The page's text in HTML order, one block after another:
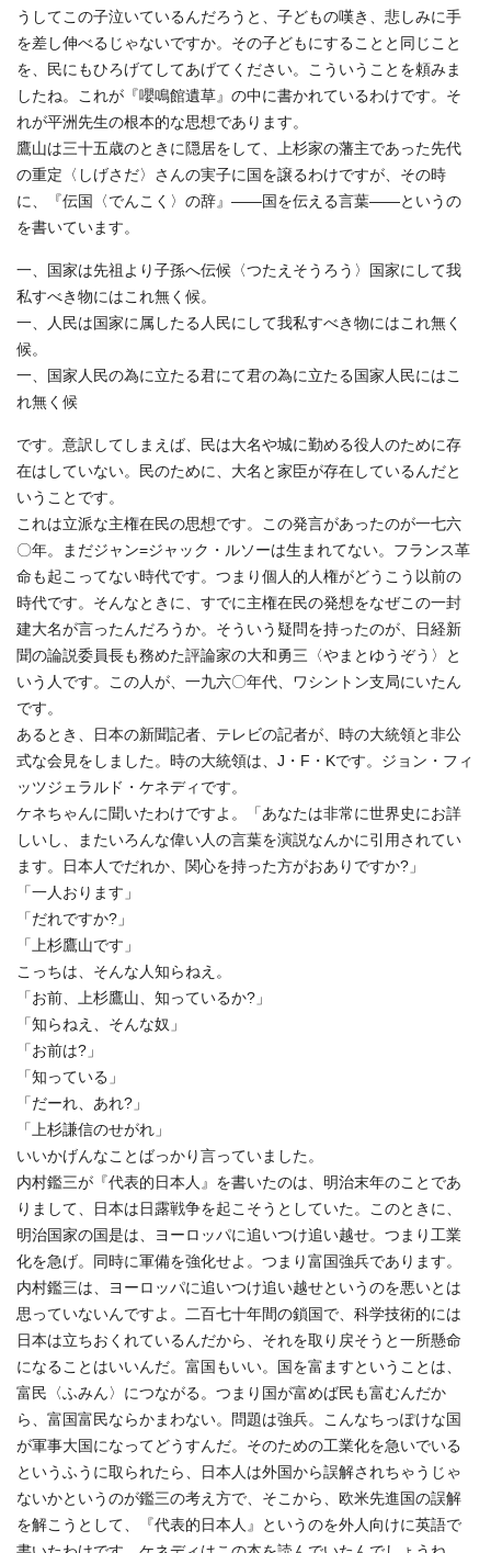
うしてこの子泣いているんだろうと、子どもの嘆き、悲しみに手
を差し伸べるじゃないですか。その子どもにすることと同じこと
を、民にもひろげてしてあげてください。こういうことを頼みま
したね。これが『嚶鳴館遺草』の中に書かれているわけです。そ
れが平洲先生の根本的な思想であります。
鷹山は三十五歳のときに隠居をして、上杉家の藩主であった先代
の重定〈しげさだ〉さんの実子に国を譲るわけですが、その時
に、『伝国〈でんこく〉の辞』――国を伝える言葉――というの
を書いています。
一、国家は先祖より子孫へ伝候〈つたえそうろう〉国家にして我
私すべき物にはこれ無く候。
一、人民は国家に属したる人民にして我私すべき物にはこれ無く
候。
一、国家人民の為に立たる君にて君の為に立たる国家人民にはこ
れ無く候
です。意訳してしまえば、民は大名や城に勤める役人のために存
在はしていない。民のために、大名と家臣が存在しているんだと
いうことです。
これは立派な主権在民の思想です。この発言があったのが一七六
〇年。まだジャン=ジャック・ルソーは生まれてない。フランス革
命も起こってない時代です。つまり個人的人権がどうこう以前の
時代です。そんなときに、すでに主権在民の発想をなぜこの一封
建大名が言ったんだろうか。そういう疑問を持ったのが、日経新
聞の論説委員長も務めた評論家の大和勇三〈やまとゆうぞう〉と
いう人です。この人が、一九六〇年代、ワシントン支局にいたん
です。
あるとき、日本の新聞記者、テレビの記者が、時の大統領と非公
式な会見をしました。時の大統領は、J・F・Kです。ジョン・フィ
ッツジェラルド・ケネディです。
ケネちゃんに聞いたわけですよ。「あなたは非常に世界史にお詳
しいし、またいろんな偉い人の言葉を演説なんかに引用されてい
ます。日本人でだれか、関心を持った方がおありですか?」
「一人おります」
「だれですか?」
「上杉鷹山です」
こっちは、そんな人知らねえ。
「お前、上杉鷹山、知っているか?」
「知らねえ、そんな奴」
「お前は?」
「知っている」
「だーれ、あれ?」
「上杉謙信のせがれ」
いいかげんなことばっかり言っていました。
内村鑑三が『代表的日本人』を書いたのは、明治末年のことであ
りまして、日本は日露戦争を起こそうとしていた。このときに、
明治国家の国是は、ヨーロッパに追いつけ追い越せ。つまり工業
化を急げ。同時に軍備を強化せよ。つまり富国強兵であります。
内村鑑三は、ヨーロッパに追いつけ追い越せというのを悪いとは
思っていないんですよ。二百七十年間の鎖国で、科学技術的には
日本は立ちおくれているんだから、それを取り戻そうと一所懸命
になることはいいんだ。富国もいい。国を富ますということは、
富民〈ふみん〉につながる。つまり国が富めば民も富むんだか
ら、富国富民ならかまわない。問題は強兵。こんなちっぽけな国
が軍事大国になってどうすんだ。そのための工業化を急いでいる
というふうに取られたら、日本人は外国から誤解されちゃうじゃ
ないかというのが鑑三の考え方で、そこから、欧米先進国の誤解
を解こうとして、『代表的日本人』というのを外人向けに英語で